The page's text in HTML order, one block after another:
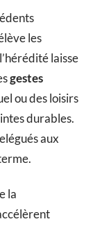
les
laisse
gestes
ou des loisirs
durables.
aux
la